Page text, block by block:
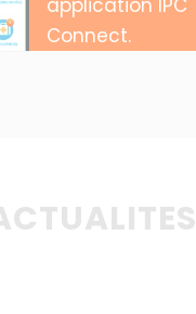
application IPC
Connect.